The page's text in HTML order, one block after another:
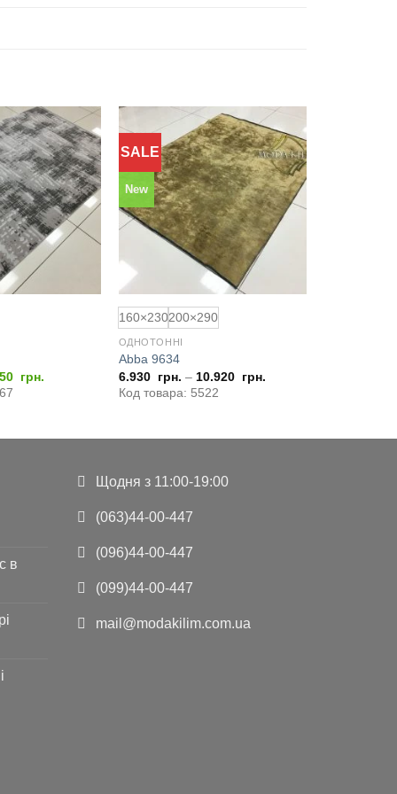
Додати
до
обраного
грн.
SALE
New
Додати
до
обраного
160×230200×290
ОДНОТОННІ
Abba 9634
6.930 грн. – 10.920 грн.
Код товара: 5522
в
Щодня з 11:00-19:00
(063)44-00-447
(096)44-00-447
(099)44-00-447
mail@modakilim.com.ua